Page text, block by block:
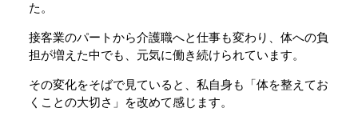
た。
接客業のパートから介護職へと仕事も変わり、体への負
担が増えた中でも、元気に働き続けられています。
その変化をそばで見ていると、私自身も「体を整えてお
くことの大切さ」を改めて感じます。